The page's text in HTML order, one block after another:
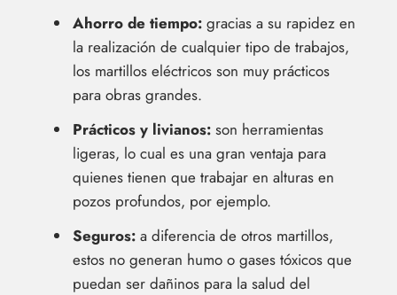
Ahorro de tiempo: gracias a su rapidez en
la realización de cualquier tipo de trabajos,
los martillos eléctricos son muy prácticos
para obras grandes.
Prácticos y livianos: son herramientas
ligeras, lo cual es una gran ventaja para
quienes tienen que trabajar en alturas en
pozos profundos, por ejemplo.
Seguros: a diferencia de otros martillos,
estos no generan humo o gases tóxicos que
puedan ser dañinos para la salud del